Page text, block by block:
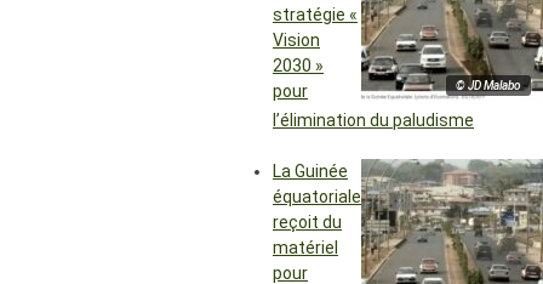
© JD Malabo
stratégie «
Vision
2030 »
pour
l’élimination du paludisme
La Guinée
équatoriale
reçoit du
matériel
pour